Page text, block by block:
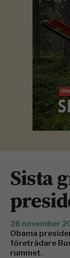
Sista
28 november
Obama
företrädare
rummet.